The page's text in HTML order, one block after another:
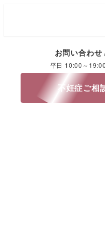
お問い合わせ
平日 10:00～
不妊症ご相